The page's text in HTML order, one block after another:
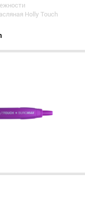
Holly Touch